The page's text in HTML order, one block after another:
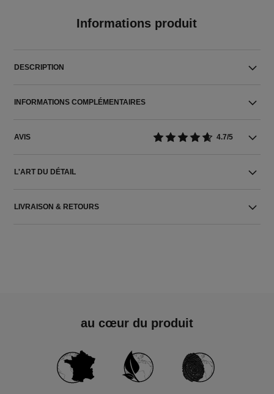
Informations produit
DESCRIPTION
INFORMATIONS COMPLÉMENTAIRES
AVIS 4.7/5
L'ART DU DÉTAIL
LIVRAISON & RETOURS
au cœur du produit